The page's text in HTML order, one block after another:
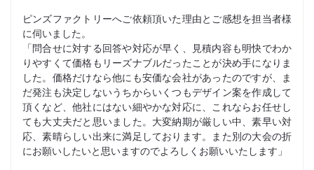
ピンズファクトリーへご依頼頂いた理由とご感想を担当者様
に伺いました。
「問合せに対する回答や対応が早く、見積内容も明快でわか
りやすくて価格もリーズナブルだったことが決め手になりま
した。価格だけなら他にも安価な会社があったのですが、ま
だ発注も決定しないうちからいくつもデザイン案を作成して
頂くなど、他社にはない細やかな対応に、これならお任せし
ても大丈夫だと思いました。大変納期が厳しい中、素早い対
応、素晴らしい出来に満足しております。また別の大会の折
にお願いしたいと思いますのでよろしくお願いいたします」